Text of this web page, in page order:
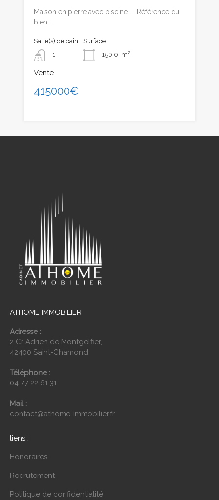
Maison en pierre avec piscine. – Référence du
bien :…
Salle(s) de bain
1
Surface
150.0 m²
Vente
415000€
ATHOME IMMOBILIER
Adresse :
2 Cr Adrien de Montgolfier,
42400 Saint-Chamond
Téléphone :
04 77 22 61 31
Mail :
contact@athome-immobilier.fr
liens :
Honoraires
Recrutement
Politique de confidentialité